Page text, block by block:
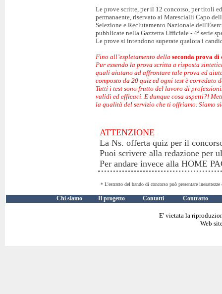
Le prove scritte, per il 12 concorso, per titoli
permanaente, riservato ai Marescialli Capo
Selezione e Reclutamento Nazionale
pubblicate nella Gazzetta Ufficiale - 4ª serie
Le prove si intendono superate qualora i
Fino all’espletamento della seconda prova
Pur essendo la prova scritta a risposta
quali aiutano ad affrontare tale prova ed
composto da 20 quiz ed ogni test è corredato
Tutti i test sono frutto del lavoro di
validi ed efficaci. E dunque cosa aspetti?!
la qualità del servizio che ti offriamo. Siamo
ATTENZIONE
La Ns. offerta quiz per il
Puoi scrivere alla redazione per
Per andare invece alla HOME
* L'estratto del bando di concorso può presentare
Chi siamo Il progetto Contatti Contratto
E' vietata la
Web